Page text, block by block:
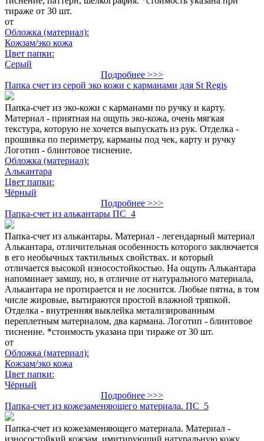
тираже от 30 шт.
от
Обложка (материал):
Кожзам/эко кожа
Цвет папки:
Серый
Подробнее >>>
Папка счет из серой эко кожи с карманами для St Regis
Папка-счет из эко-кожи с карманами по ручку и карту.
Материал - приятная на ощупь эко-кожа, очень мягкая
текстура, которую не хочется выпускать из рук. Отделка -
прошивка по периметру, карманы под чек, карту и ручку
Логотип - блинтовое тиснение.
Обложка (материал):
Алькантара
Цвет папки:
Чёрный
Подробнее >>>
Папка-счет из алькантары ПС_4
Папка-счет из алькантары. Материал - легендарный материал
Алькантара, отличительная особенность которого заключается
в его необычных тактильных свойствах. и который
отличается высокой износостойкостью. На ощупь Алькантара
напоминает замшу, но, в отличие от натурального материала,
Алькантара не протирается и не лоснится. Любые пятна, в том
числе жировые, вытираются простой влажной тряпкой.
Отделка - внутренняя выклейка метализированным
переплетным материалом, два кармана. Логотип - блинтовое
тиснение. *стоимость указана при тираже от 30 шт.
от
Обложка (материал):
Кожзам/эко кожа
Цвет папки:
Чёрный
Подробнее >>>
Папка-счет из кожезаменяющего материала. ПС_5
Папка-счет из кожезаменяющего материала. Материал -
износостойкий кожзам, имитирующий натуральную кожу.